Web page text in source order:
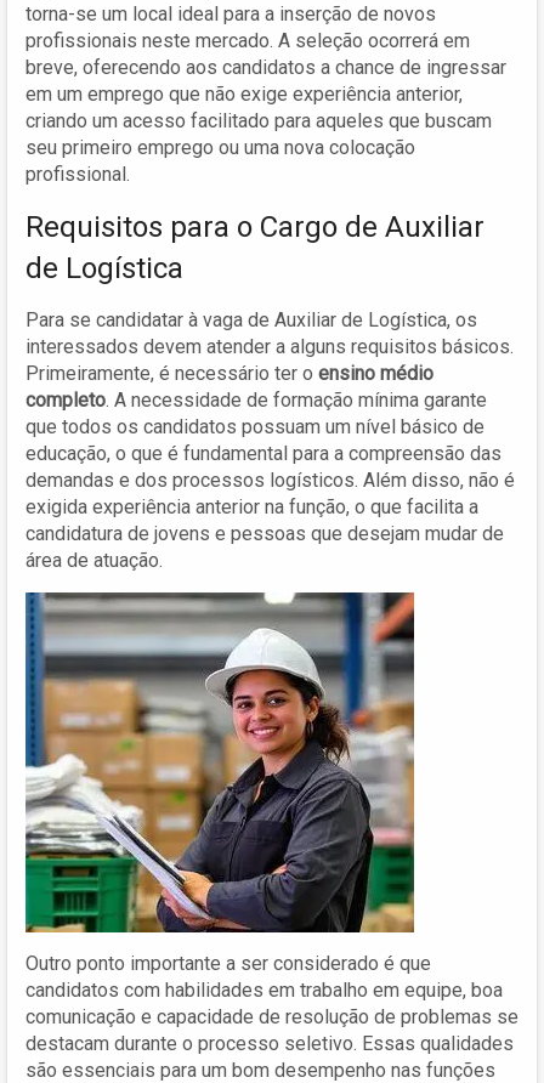
torna-se um local ideal para a inserção de novos
profissionais neste mercado. A seleção ocorrerá em
breve, oferecendo aos candidatos a chance de ingressar
em um emprego que não exige experiência anterior,
criando um acesso facilitado para aqueles que buscam
seu primeiro emprego ou uma nova colocação
profissional.
Requisitos para o Cargo de Auxiliar
de Logística
Para se candidatar à vaga de Auxiliar de Logística, os
interessados devem atender a alguns requisitos básicos.
Primeiramente, é necessário ter o ensino médio
completo. A necessidade de formação mínima garante
que todos os candidatos possuam um nível básico de
educação, o que é fundamental para a compreensão das
demandas e dos processos logísticos. Além disso, não é
exigida experiência anterior na função, o que facilita a
candidatura de jovens e pessoas que desejam mudar de
área de atuação.
Outro ponto importante a ser considerado é que
candidatos com habilidades em trabalho em equipe, boa
comunicação e capacidade de resolução de problemas se
destacam durante o processo seletivo. Essas qualidades
são essenciais para um bom desempenho nas funções